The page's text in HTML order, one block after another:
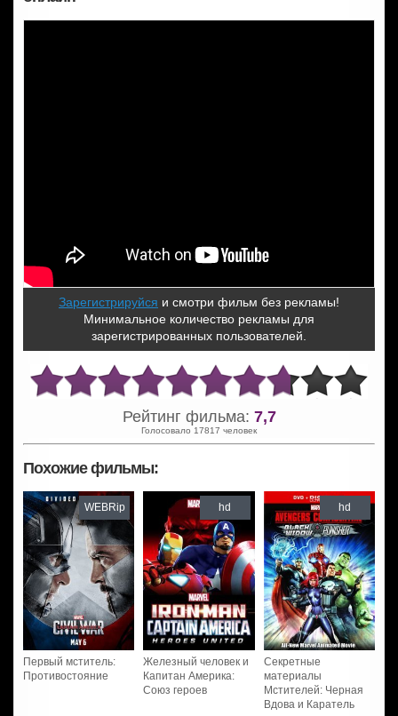
Зарегистрируйся и смотри фильм без рекламы!
Минимальное количество рекламы для
зарегистрированных пользователей.
Рейтинг фильма: 7,7
Голосовало 17817 человек
Похожие фильмы:
Первый мститель:
Противостояние
WEBRip
Железный человек и
Капитан Америка:
Союз героев
hd
Секретные
материалы
Мстителей: Черная
Вдова и Каратель
hd